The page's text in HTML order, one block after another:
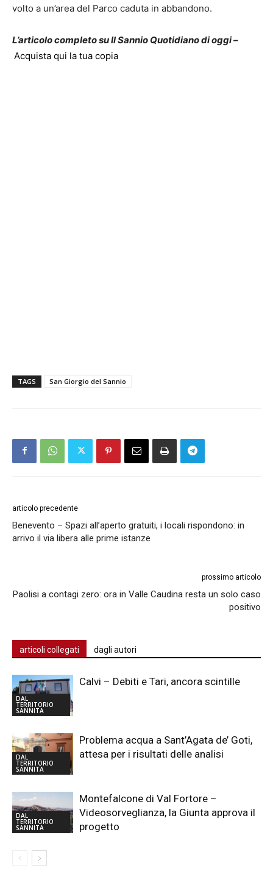
volto a un’area del Parco caduta in abbandono.
L’articolo completo su Il Sannio Quotidiano di oggi –
Acquista qui la tua copia
TAGS San Giorgio del Sannio
articolo precedente
Benevento – Spazi all’aperto gratuiti, i locali rispondono: in
arrivo il via libera alle prime istanze
prossimo articolo
Paolisi a contagi zero: ora in Valle Caudina resta un solo caso
positivo
articoli collegati dagli autori
DAL
TERRITORIO
SANNITA
Calvi – Debiti e Tari, ancora scintille
DAL
TERRITORIO
SANNITA
Problema acqua a Sant’Agata de’ Goti,
attesa per i risultati delle analisi
DAL
TERRITORIO
SANNITA
Montefalcone di Val Fortore –
Videosorveglianza, la Giunta approva il
progetto